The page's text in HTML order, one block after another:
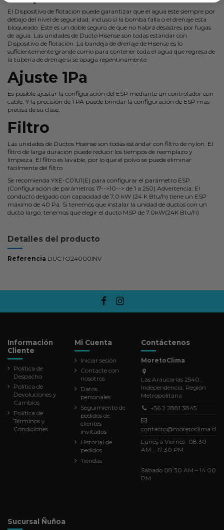
El Dispositivo de flotación puede garantizar que el agua este siempre por
debajo del nivel de seguridad, incluso si la bomba falla o el drenaje esta
bloqueado. Este es un doble seguro de que no habrá desastres por fugas
de agua. Las unidades de Ducto Hisense son todas estándar con
Dispositivo de flotación. La bandeja de drenaje de Hisense es lo
suficientemente grande como para contener toda el agua que regresa de
la tubería de drenaje si se apaga repentinamente.
Ajuste 1Pa
Es posible ajustar la configuración del ESP mediante un controlador con
cable. Y la precisión de 1 PA puede brindar la configuración de ESP mas
precisa de su clase.
Filtro
Las unidades de Ductos Hisense son todas estándar con filtro de nylon. El
filtro de larga duración puede reducir los tiempos de reemplazo y
limpieza. El filtro es lavable, por lo que el polvo se puede eliminar
fácilmente del filtro.
Se recomienda YXE-C01U1(E) para configurar el parámetro ESP.
(Configuración de parámetros 17-->10--> de 1 a 250) Advertencia: El
conducto delgado con capacidad de 7,0 kW (24 K Btu/h) tiene un ESP
máximo de 40 Pa. Si tenemos que instalar la unidad de ductos con un
ducto largo, tenemos que elegir el ducto MSP de 7.0kW(24K Btu/h)
Detalles del producto
Referencia DUCTO24000INV
Información
Cliente
Política de
Despacho
Política de
Devoluciones y
Cambios
Política de
Términos y
Condiciones
Mi Cuenta
Iniciar sesión
Contacte con
nosotros
Datos
personales
Seguimiento de
pedidos de
clientes
invitados
Historial de
pedidos
Tiendas
Contáctenos
MoretoClima
Las Araucarias 2540,
Independencia, Región
Metropolitana
+56 2 2881 3845
contacto@moretoclima.cl
Lunes a Viernes 08:30
AM – 17:30 PM
Sábado 08:30 AM – 14:00
PM
Sucursal Ñuñoa